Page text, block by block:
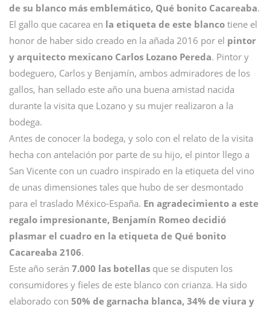
de su blanco más emblemático, Qué bonito Cacareaba.
El gallo que cacarea en la etiqueta de este blanco tiene el
honor de haber sido creado en la añada 2016 por el pintor
y arquitecto mexicano Carlos Lozano Pereda. Pintor y
bodeguero, Carlos y Benjamín, ambos admiradores de los
gallos, han sellado este año una buena amistad nacida
durante la visita que Lozano y su mujer realizaron a la
bodega.
Antes de conocer la bodega, y solo con el relato de la visita
hecha con antelación por parte de su hijo, el pintor llego a
San Vicente con un cuadro inspirado en la etiqueta del vino
de unas dimensiones tales que hubo de ser desmontado
para el traslado México-España. En agradecimiento a este
regalo impresionante, Benjamín Romeo decidió
plasmar el cuadro en la etiqueta de Qué bonito
Cacareaba 2106.
Este año serán 7.000 las botellas que se disputen los
consumidores y fieles de este blanco con crianza. Ha sido
elaborado con 50% de garnacha blanca, 34% de viura y